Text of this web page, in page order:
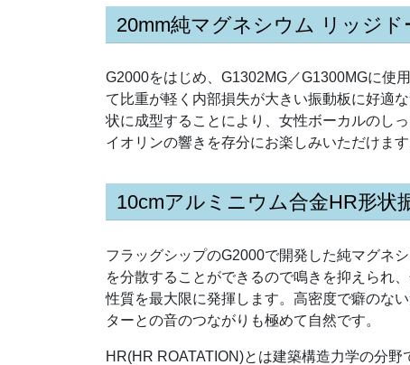
20mm純マグネシウム リッジ
G2000をはじめ、G1302MG／G1300MGに使
て比重が軽く内部損失が大きい振動板に好適
状に成型することにより、女性ボーカルのし
イオリンの響きを存分にお楽しみいただけます
10cmアルミニウム合金HR形状
フラッグシップのG2000で開発した純マグネ
を分散することができるので鳴きを抑えられ
性質を最大限に発揮します。高密度で癖のな
ターとの音のつながりも極めて自然です。
HR(HR ROATATION)とは建築構造力学の分